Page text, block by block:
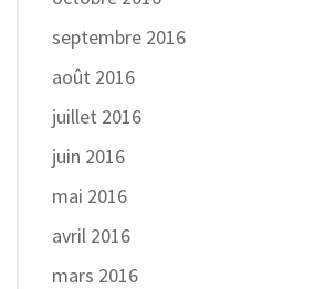
septembre 2016
août 2016
juillet 2016
juin 2016
mai 2016
avril 2016
mars 2016